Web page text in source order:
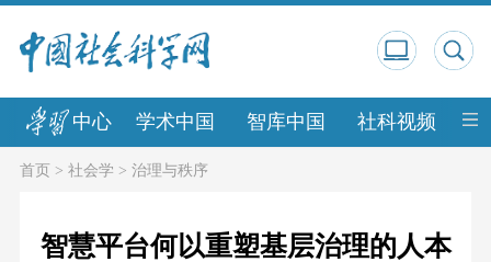
中心 学术中国 智库中国 社科视频 中
首页> 社会学 > 治理与秩序
智慧平台何以重塑基层治理的人本